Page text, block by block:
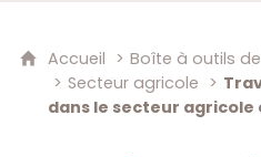
Accueil
Boîte à outils
Secteur agricole
dans le secteur